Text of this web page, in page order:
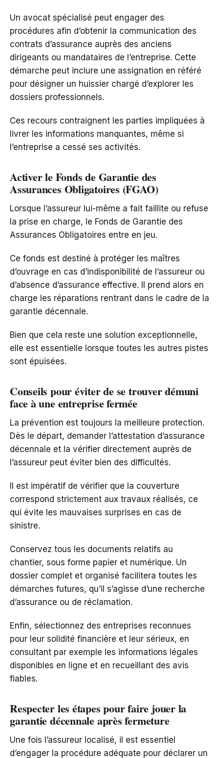
Un avocat spécialisé peut engager des
procédures afin d’obtenir la communication des
contrats d’assurance auprès des anciens
dirigeants ou mandataires de l’entreprise. Cette
démarche peut inclure une assignation en référé
pour désigner un huissier chargé d’explorer les
dossiers professionnels.
Ces recours contraignent les parties impliquées à
livrer les informations manquantes, même si
l’entreprise a cessé ses activités.
Activer le Fonds de Garantie des
Assurances Obligatoires (FGAO)
Lorsque l’assureur lui-même a fait faillite ou refuse
la prise en charge, le Fonds de Garantie des
Assurances Obligatoires entre en jeu.
Ce fonds est destiné à protéger les maîtres
d’ouvrage en cas d’indisponibilité de l’assureur ou
d’absence d’assurance effective. Il prend alors en
charge les réparations rentrant dans le cadre de la
garantie décennale.
Bien que cela reste une solution exceptionnelle,
elle est essentielle lorsque toutes les autres pistes
sont épuisées.
Conseils pour éviter de se trouver démuni
face à une entreprise fermée
La prévention est toujours la meilleure protection.
Dès le départ, demander l’attestation d’assurance
décennale et la vérifier directement auprès de
l’assureur peut éviter bien des difficultés.
Il est impératif de vérifier que la couverture
correspond strictement aux travaux réalisés, ce
qui évite les mauvaises surprises en cas de
sinistre.
Conservez tous les documents relatifs au
chantier, sous forme papier et numérique. Un
dossier complet et organisé facilitera toutes les
démarches futures, qu’il s’agisse d’une recherche
d’assurance ou de réclamation.
Enfin, sélectionnez des entreprises reconnues
pour leur solidité financière et leur sérieux, en
consultant par exemple les informations légales
disponibles en ligne et en recueillant des avis
fiables.
Respecter les étapes pour faire jouer la
garantie décennale après fermeture
Une fois l’assureur localisé, il est essentiel
d’engager la procédure adéquate pour déclarer un